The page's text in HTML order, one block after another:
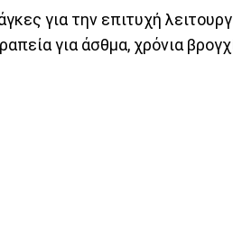
για την επιτυχή
για άσθμα, χρόνια